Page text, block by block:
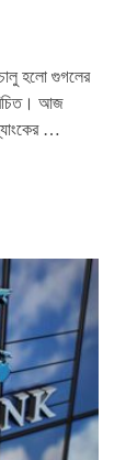
হলো গুগলের
আজ
…